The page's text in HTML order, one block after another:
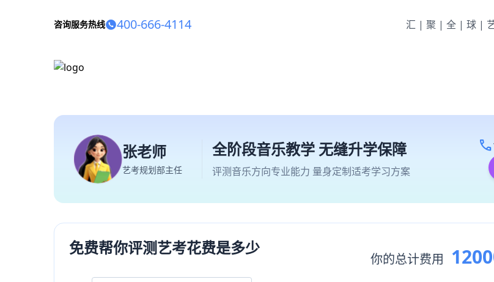
咨询服务热线 400-666-4114 汇|聚|全|球|
张老师
艺考规划部主任
全阶段音乐教学 无缝升学保障
评测音乐方向专业能力 量身定制适考学习方案
call
免费帮你评测艺考花费是多少
你的总计费用